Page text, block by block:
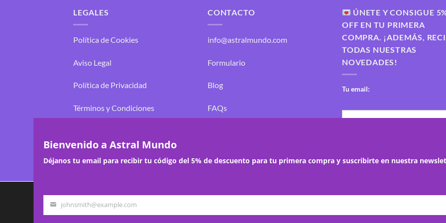
LEGALES
Política de Cookies
Aviso Legal
Política de Privacidad
Términos y Condiciones
CONTACTO
info@astralmundo.com
Formulario
Blog
FAQs
ÚNETE Y CONSIGUE
OFF EN TU PRIMERA
COMPRA. ¡ADEMÁS,
TODAS NUESTRAS
NOVEDADES!
Tu email:
CONTACT
Puedes aprender más sobre qué cookies utilizamos o desactivarlas en los
Bienvenido a Astral Mundo
Déjanos tu email para recibir tu código del 5% de descuento para tu primera compra y suscribirte en nuestra
johnsmith@example.com